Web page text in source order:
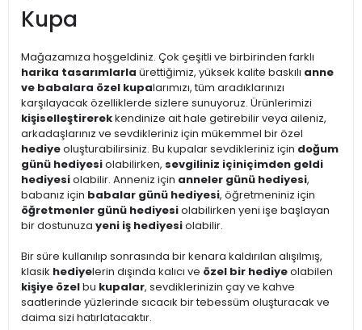
Kupa
Mağazamıza hoşgeldiniz. Çok çeşitli ve birbirinden farklı
harika tasarımlarla ürettiğimiz, yüksek kalite baskılı anne
ve babalara özel kupalarımızı, tüm aradıklarınızı
karşılayacak özelliklerde sizlere sunuyoruz. Ürünlerimizi
kişiselleştirerekkendinize ait hale getirebilir veya aileniz,
arkadaşlarınız ve sevdikleriniz için mükemmel bir özel
hediyeoluşturabilirsiniz. Bu kupalar sevdikleriniz için doğum
günü hediyesiolabilirken, sevgiliniz içiniçimden geldi
hediyesiolabilir. Anneniz için anneler günü hediyesi,
babanız için babalar günü hediyesi, öğretmeniniz için
öğretmenler günü hediyesiolabilirken yeni işe başlayan
bir dostunuza yeni iş hediyesiolabilir.
Bir süre kullanılıp sonrasında bir kenara kaldırılan alışılmış,
klasik hediyelerin dışında kalıcı ve özel bir hediyeolabilen
kişiye özelbu kupalar, sevdiklerinizin çay ve kahve
saatlerinde yüzlerinde sıcacık bir tebessüm oluşturacak ve
daima sizi hatırlatacaktır.